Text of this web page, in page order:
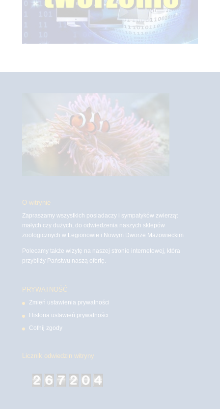
O witrynie
Zapraszamy wszystkich posiadaczy i sympatyków zwierząt
małych czy dużych, do odwiedzenia naszych sklepów
zoologicznych w Legionowie i Nowym Dworze Mazowieckim
Polecamy także wizytę na naszej stronie internetowej, która
przybliży Państwu naszą ofertę.
PRYWATNOŚĆ
Zmień ustawienia prywatności
Historia ustawień prywatności
Cofnij zgody
Licznik odwiedzin witryny